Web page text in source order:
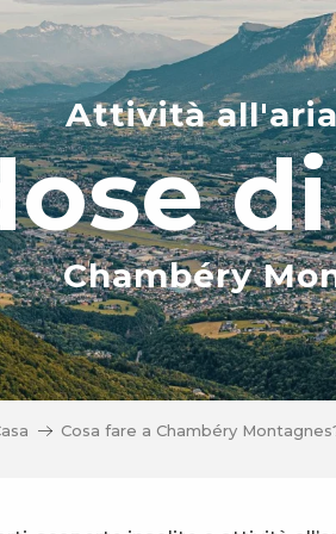
Attività
Chambéry
Cosa fare a Chambéry